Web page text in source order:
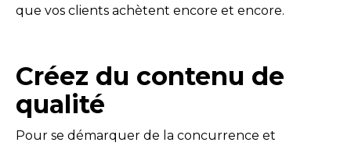
que vos clients achètent encore et encore.
Créez du contenu de
qualité
Pour se démarquer de la concurrence et